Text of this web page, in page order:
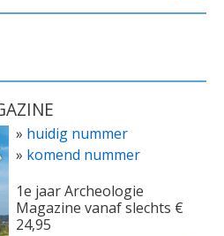
» huidig nummer
» komend nummer
1e jaar Archeologie
Magazine vanaf slechts €
24,95